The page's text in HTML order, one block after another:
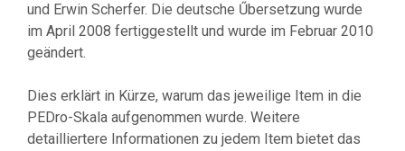
und Erwin Scherfer. Die deutsche Űbersetzung wurde
im April 2008 fertiggestellt und wurde im Februar 2010
geändert.
Dies erklärt in Kürze, warum das jeweilige Item in die
PEDro-Skala aufgenommen wurde. Weitere
detailliertere Informationen zu jedem Item bietet das